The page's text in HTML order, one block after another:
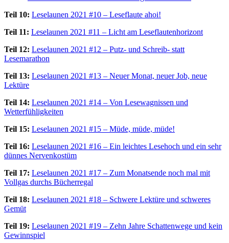
Teil 10: Leselaunen 2021 #10 – Leseflaute ahoi!
Teil 11: Leselaunen 2021 #11 – Licht am Leseflautenhorizont
Teil 12: Leselaunen 2021 #12 – Putz- und Schreib- statt
Lesemarathon
Teil 13: Leselaunen 2021 #13 – Neuer Monat, neuer Job, neue
Lektüre
Teil 14: Leselaunen 2021 #14 – Von Lesewagnissen und
Wetterfühligkeiten
Teil 15: Leselaunen 2021 #15 – Müde, müde, müde!
Teil 16: Leselaunen 2021 #16 – Ein leichtes Lesehoch und ein sehr
dünnes Nervenkostüm
Teil 17: Leselaunen 2021 #17 – Zum Monatsende noch mal mit
Vollgas durchs Bücherregal
Teil 18: Leselaunen 2021 #18 – Schwere Lektüre und schweres
Gemüt
Teil 19: Leselaunen 2021 #19 – Zehn Jahre Schattenwege und kein
Gewinnspiel